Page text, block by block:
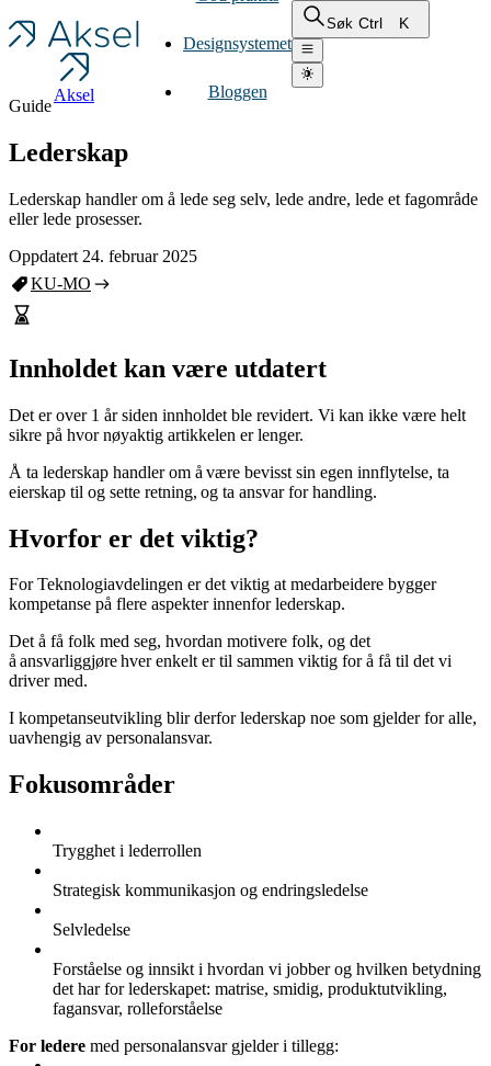
Aksel
Designsystemet
Bloggen
Søk Ctrl K
Guide
Lederskap
Lederskap handler om å lede seg selv, lede andre, lede et fagområde
eller lede prosesser.
Oppdatert 24. februar 2025
KU-MO
Innholdet kan være utdatert
Det er over 1 år siden innholdet ble revidert. Vi kan ikke være helt
sikre på hvor nøyaktig artikkelen er lenger.
Å ta lederskap handler om å være bevisst sin egen innflytelse, ta
eierskap til og sette retning, og ta ansvar for handling.
Hvorfor er det viktig?
For Teknologiavdelingen er det viktig at medarbeidere bygger
kompetanse på flere aspekter innenfor lederskap.
Det å få folk med seg, hvordan motivere folk, og det
å ansvarliggjøre hver enkelt er til sammen viktig for å få til det vi
driver med.
I kompetanseutvikling blir derfor lederskap noe som gjelder for alle,
uavhengig av personalansvar.
Fokusområder
Trygghet i lederrollen
Strategisk kommunikasjon og endringsledelse
Selvledelse
Forståelse og innsikt i hvordan vi jobber og hvilken betydning
det har for lederskapet: matrise, smidig, produktutvikling,
fagansvar, rolleforståelse
For ledere med personalansvar gjelder i tillegg: